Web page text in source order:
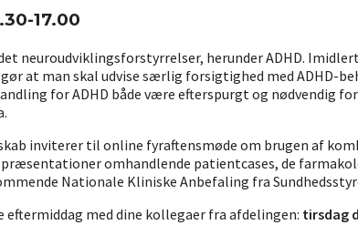
17.00
neuroudviklingsforstyrrelser, herunder ADHD.
at man skal udvise særlig forsigtighed med ADHD-
for ADHD både være efterspurgt og nødvendig
inviterer til online fyraftensmøde om brugen af
omhandlende patientcases, de
Nationale Kliniske Anbefaling fra
eftermiddag med dine kollegaer fra afdelingen: tirsdag